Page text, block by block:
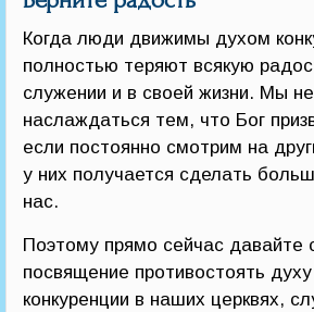
Когда люди движимы духом
полностью теряют всякую
служении и в своей жизни. Мы
наслаждаться тем, что Бог
если постоянно смотрим на
у них получается сделать
нас.
Поэтому прямо сейчас давайте
посвящение противостоять
конкуренции в наших церквях,